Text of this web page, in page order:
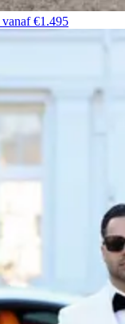
vanaf €1.495